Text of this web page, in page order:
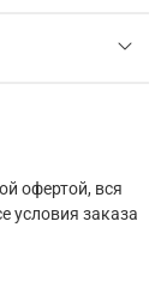
офертой, вся
условия заказа